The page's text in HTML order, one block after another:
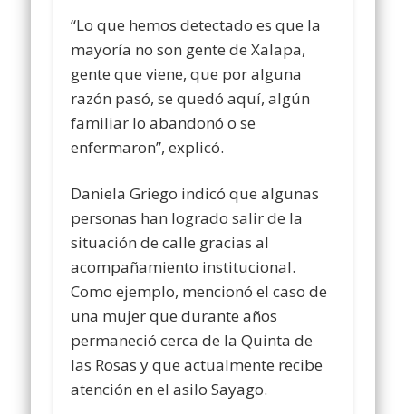
“Lo que hemos detectado es que la
mayoría no son gente de Xalapa,
gente que viene, que por alguna
razón pasó, se quedó aquí, algún
familiar lo abandonó o se
enfermaron”, explicó.
Daniela Griego indicó que algunas
personas han logrado salir de la
situación de calle gracias al
acompañamiento institucional.
Como ejemplo, mencionó el caso de
una mujer que durante años
permaneció cerca de la Quinta de
las Rosas y que actualmente recibe
atención en el asilo Sayago.